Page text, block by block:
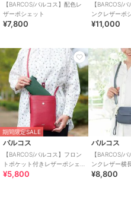
【BARCOS/バルコス】配色レ
ザーポシェット
¥7,800
【BARCOS/
ンクレザーポ
¥11,000
期間限定SALE
バルコス
【BARCOS/バルコス】フロン
トポケット付きレザーポシェ
ット
¥5,800
バルコス
【BARCOS/
ンクレザー横
¥8,800